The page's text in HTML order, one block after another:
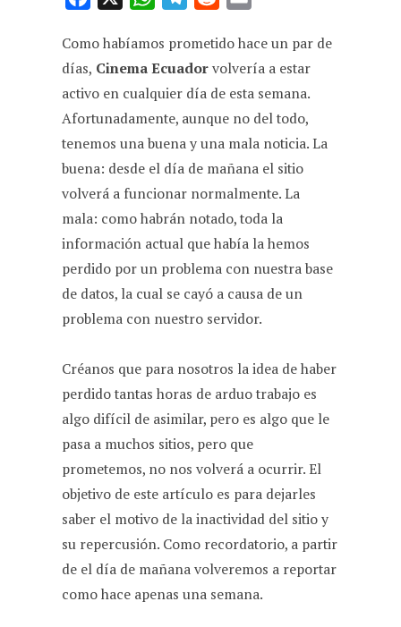
c
e
b
o
o
k
a
t
s
A
p
p
l
e
g
r
a
m
d
d
i
t
a
i
l
Como habíamos prometido hace un par de
días, Cinema Ecuadorvolvería a estar
activo en cualquier día de esta semana.
Afortunadamente, aunque no del todo,
tenemos una buena y una mala noticia. La
buena: desde el día de mañana el sitio
volverá a funcionar normalmente. La
mala: como habrán notado, toda la
información actual que había la hemos
perdido por un problema con nuestra base
de datos, la cual se cayó a causa de un
problema con nuestro servidor.
Créanos que para nosotros la idea de haber
perdido tantas horas de arduo trabajo es
algo difícil de asimilar, pero es algo que le
pasa a muchos sitios, pero que
prometemos, no nos volverá a ocurrir. El
objetivo de este artículo es para dejarles
saber el motivo de la inactividad del sitio y
su repercusión. Como recordatorio, a partir
de el día de mañana volveremos a reportar
como hace apenas una semana.